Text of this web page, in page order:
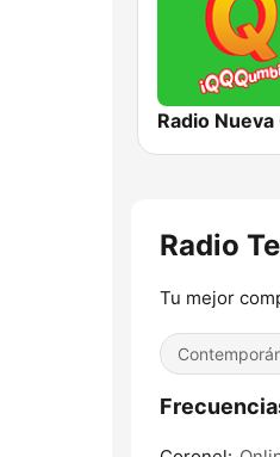
Radio Nueva
Radio
Tu mejor